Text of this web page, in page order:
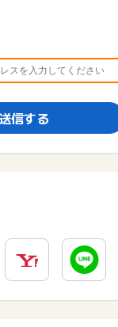
信する